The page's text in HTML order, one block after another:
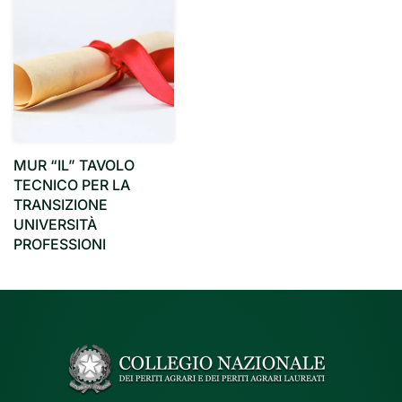
MUR “IL” TAVOLO
TECNICO PER LA
TRANSIZIONE
UNIVERSITÀ
PROFESSIONI